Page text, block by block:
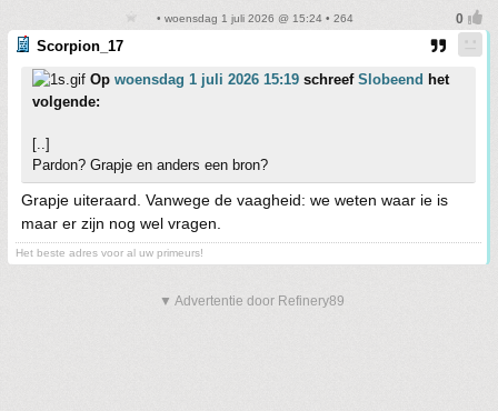
• woensdag 1 juli 2026 @ 15:24 • 264
Scorpion_17
Op woensdag 1 juli 2026 15:19 schreef Slobeend het
volgende:
[..]
Pardon? Grapje en anders een bron?
Grapje uiteraard. Vanwege de vaagheid: we weten waar ie is
maar er zijn nog wel vragen.
Het beste adres voor al uw primeurs!
▼ Advertentie door Refinery89